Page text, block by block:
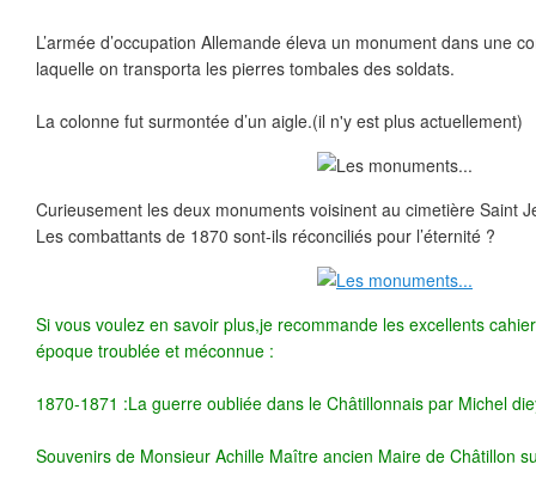
L’armée d’occupation Allemande éleva un monument dans une
laquelle on transporta les pierres tombales des soldats.
La colonne fut surmontée d’un aigle.(il n'y est plus actuellement)
Curieusement les deux monuments voisinent au cimetière Saint
Les combattants de 1870 sont-ils réconciliés pour l’éternité ?
Si vous voulez en savoir plus,je recommande les excellents
époque troublée et méconnue :
1870-1871 :La guerre oubliée dans le Châtillonnais par Michel
Souvenirs de Monsieur Achille Maître ancien Maire de Châtillon